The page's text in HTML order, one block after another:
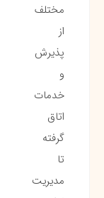
مختلف
از
پذیرش
و
خدمات
اتاق
گرفته
تا
مدیریت